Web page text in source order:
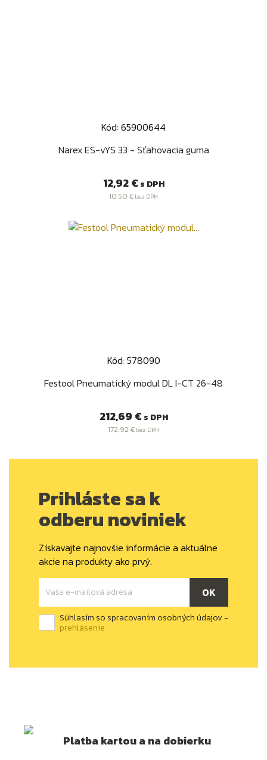
Kód: 65900644
Narex ES-vYS 33 - Sťahovacia guma
Cena
12,92 € s DPH
10,50 € bez DPH
Kód: 578090
Festool Pneumatický modul DL I-CT 26-48
Cena
212,69 € s DPH
172,92 € bez DPH
Prihláste sa k
odberu noviniek
Získavajte najnovšie informácie a aktuálne
akcie na produkty ako prvý.
Súhlasím so spracovaním osobných údajov -
prehlásenie
Platba kartou a na dobierku